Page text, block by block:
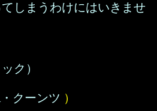
しまうわけにはいきませ
ク）
クーンツ ）